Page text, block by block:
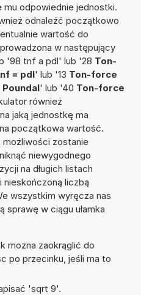
odpowiednie jednostki.
odnaleźć początkowo
wartość do
w następujący
'98 tnf a pdl' lub '28 Ton-
= pdl' lub '13 Ton-force
' lub '40 Ton-force
również
jaką jednostkę ma
początkowa wartość.
zostanie
niewygodnego
na długich listach
nieskończoną liczbą
wszystkim wyręcza nas
sprawę w ciągu ułamka
można zaokrąglić do
po przecinku, jeśli ma to
'sqrt 9'.